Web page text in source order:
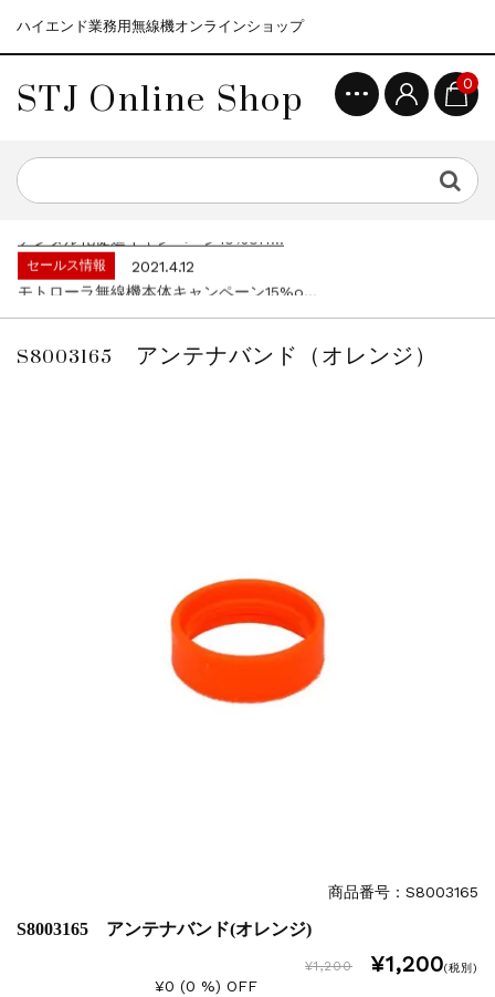
ハイエンド業務用無線機オンラインショップ
STJ Online Shop 0
セールス情報
2021.4.12
モトローラ無線機本体キャンペーン15%o...
５月大型連休に伴う営業日のお知らせ...
セールス情報
2023.4.1
セールス情報
2021.4.12
モトローラ無線機本体キャンペーン15%o...
セールス情報
2023.4.1
S8003165 アンテナバンド（オレンジ）
商品番号：S8003165
S8003165 アンテナバンド(オレンジ)
¥1,200 ¥1,200(税別)
¥0 (0 %) OFF